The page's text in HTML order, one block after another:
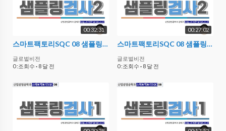
00:32:31
스마트팩토리SQC 08 샘플링검사2 02
글로벌비전
0 :조회수 · 8 달 전
00:27:02
스마트팩토리SQC 08 샘플링검사2 01
글로벌비전
0 :조회수 · 8 달 전